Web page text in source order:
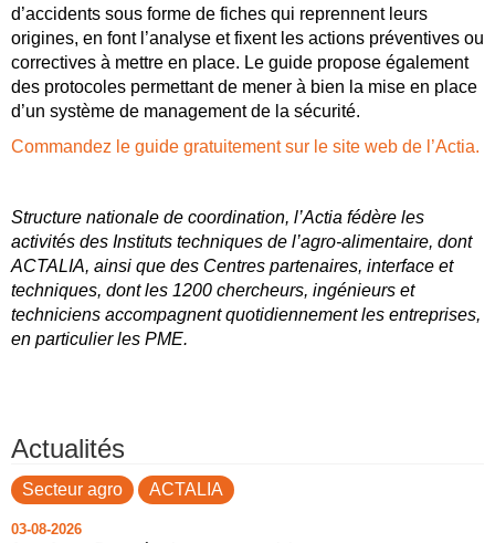
d’accidents sous forme de fiches qui reprennent leurs
origines, en font l’analyse et fixent les actions préventives ou
correctives à mettre en place. Le guide propose également
des protocoles permettant de mener à bien la mise en place
d’un système de management de la sécurité.
Commandez le guide gratuitement sur le site web de l’Actia.
Structure nationale de coordination, l’Actia fédère les
activités des Instituts techniques de l’agro-alimentaire, dont
ACTALIA, ainsi que des Centres partenaires, interface et
techniques, dont les 1200 chercheurs, ingénieurs et
techniciens accompagnent quotidiennement les entreprises,
en particulier les PME.
Actualités
Secteur agro ACTALIA
03-08-2026